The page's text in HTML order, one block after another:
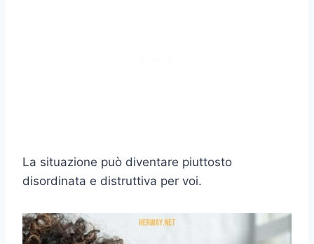
La situazione può diventare piuttosto
disordinata e distruttiva per voi.